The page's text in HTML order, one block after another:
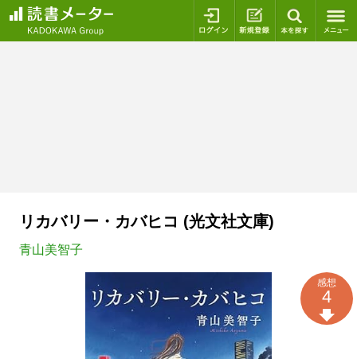
ログイン 新規登録
リカバリー・カバヒコ (光文社文庫)
青山美智子
感想
4